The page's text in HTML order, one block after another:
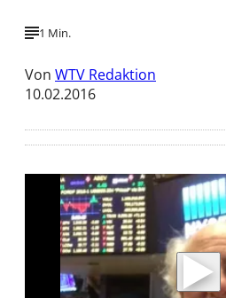
1 Min.
Von WTV Redaktion
10.02.2016
Mit der Wiedergabe
Daten an Youtube
Hinweise dazu erhalten Sie in der